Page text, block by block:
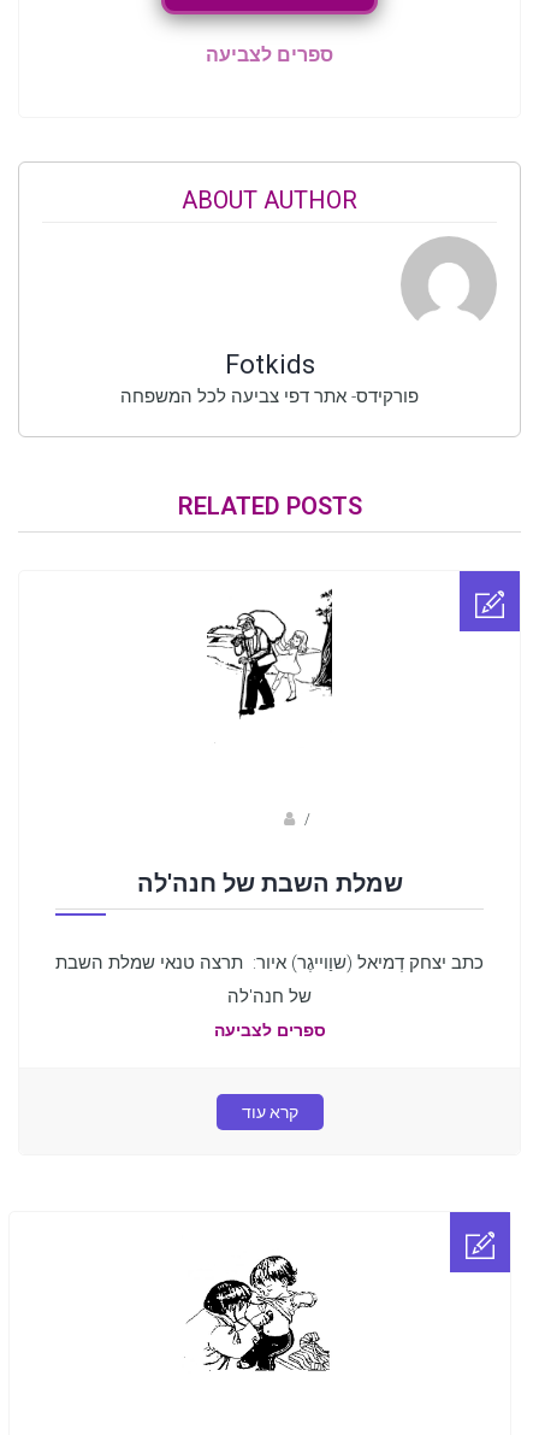
ספרים לצביעה
ABOUT AUTHOR
Fotkids
פורקידס- אתר דפי צביעה לכל המשפחה
RELATED POSTS
/
שמלת השבת של חנה'לה
כתב יצחק דְמיאל (שוַוייגֶר) איור: תרצה טנאי שמלת השבת
של חנה'לה
ספרים לצביעה
קרא עוד